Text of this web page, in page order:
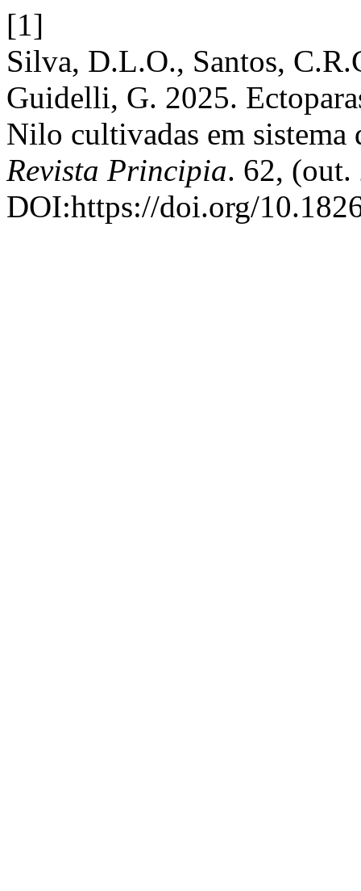
[1]
Silva, D.L.O., Santos,
Guidelli, G. 2025.
Nilo cultivadas em sistema
Revista Principia. 62, (out.
DOI:https://doi.org/